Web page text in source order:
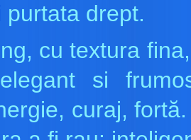
drept.
cu textura
si
curaj,